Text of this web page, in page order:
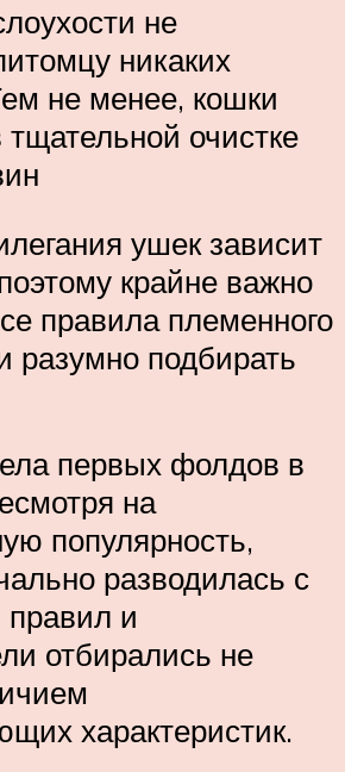
не
никаких
не менее, кошки
очистке
ушек зависит
крайне важно
правила племенного
разумно подбирать
первых фолдов в
на
популярность,
разводилась с
и
отбирались не
характеристик.